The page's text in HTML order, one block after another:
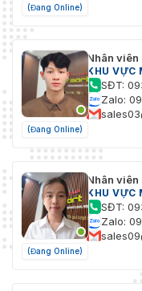
(Đang Online)
(Đang Online)
Nhân viên
KHU VỰC
SĐT:
Zalo:
(Đang Online)
Nhân viên
KHU VỰC
SĐT:
Zalo: